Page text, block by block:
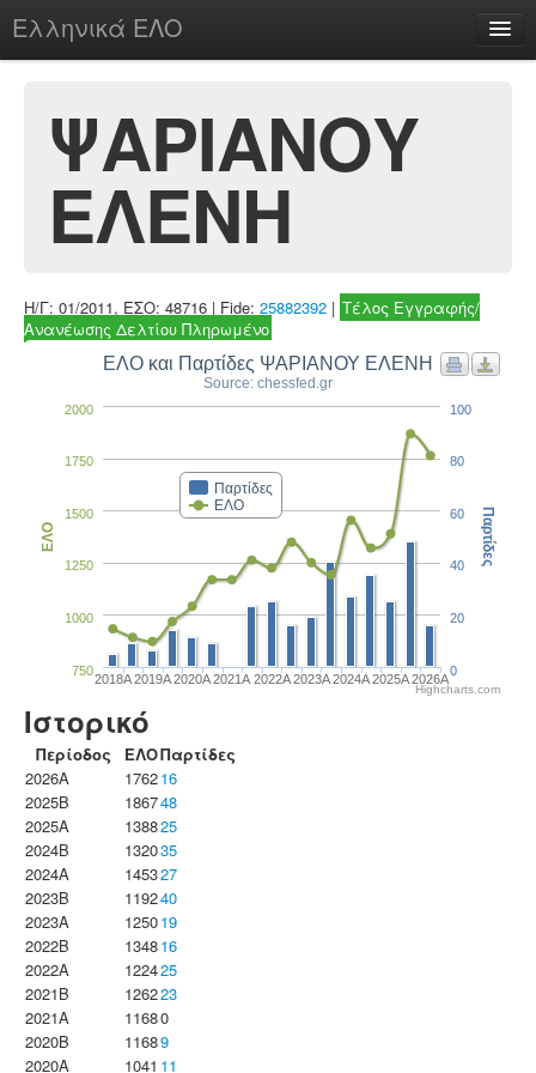
Ελληνικά ΕΛΟ
chesstu.be @ discord
Login
ΨΑΡΙΑΝΟΥ
ΕΛΕΝΗ
Η/Γ: 01/2011, ΕΣΟ: 48716 | Fide: 25882392 | Τέλος Εγγραφής/
Ανανέωσης Δελτίου Πληρωμένο
ΕΛΟ και Παρτίδες ΨΑΡΙΑΝΟΥ ΕΛΕΝΗ
Source: chessfed.gr
Παρτίδες
ΕΛΟ
2018A2019A2020A2021A 2022A2023Α2024A2025A2026A
750
1000
1250
1500
1750
2000
ΕΛΟ
0
20
40
60
80
100
Παρτίδες
Highcharts.com
Ιστορικό
Περίοδος ΕΛΟΠαρτίδες
2026A
176216
2025B
186748
2025A
138825
2024B
132035
2024A
145327
2023B
119240
2023Α
125019
2022B
134816
2022A
122425
2021B
126223
2021A
11680
2020B
11689
2020A
1041 11